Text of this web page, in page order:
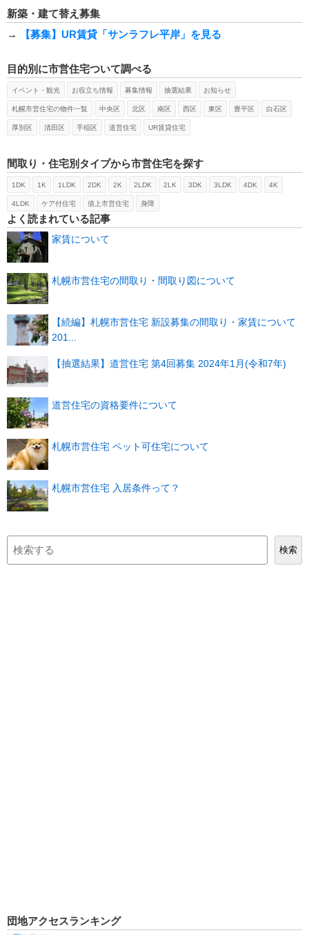
新築・建て替え募集
→
【募集】UR賃貸「サンラフレ平岸」を見る
目的別に市営住宅ついて調べる
イベント・観光 お役立ち情報 募集情報 抽選結果 お知らせ
札幌市営住宅の物件一覧 中央区 北区 南区 西区 東区 豊平区 白石区
厚別区 清田区 手稲区 道営住宅 UR賃貸住宅
間取り・住宅別タイプから市営住宅を探す
1DK 1K 1LDK 2DK 2K 2LDK 2LK 3DK 3LDK 4DK 4K
4LDK ケア付住宅 借上市営住宅 身障
よく読まれている記事
家賃について
札幌市営住宅の間取り・間取り図について
【続編】札幌市営住宅 新設募集の間取り・家賃について
201...
【抽選結果】道営住宅 第4回募集 2024年1月(令和7年)
道営住宅の資格要件について
札幌市営住宅 ペット可住宅について
札幌市営住宅 入居条件って？
検
検索
団地アクセスランキング